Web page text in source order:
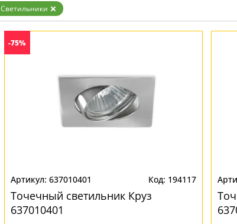
Светильники
-75%
637010401 194117
Точечный светильник Круз
637010401